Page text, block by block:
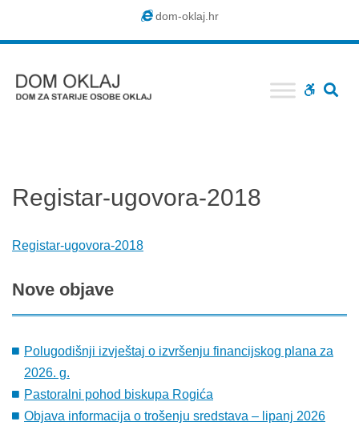
dom-oklaj.hr
WCAG
Registar-ugovora-2018
Registar-ugovora-2018
Nove objave
Polugodišnji izvještaj o izvršenju financijskog plana za
2026. g.
Pastoralni pohod biskupa Rogića
Objava informacija o trošenju sredstava – lipanj 2026